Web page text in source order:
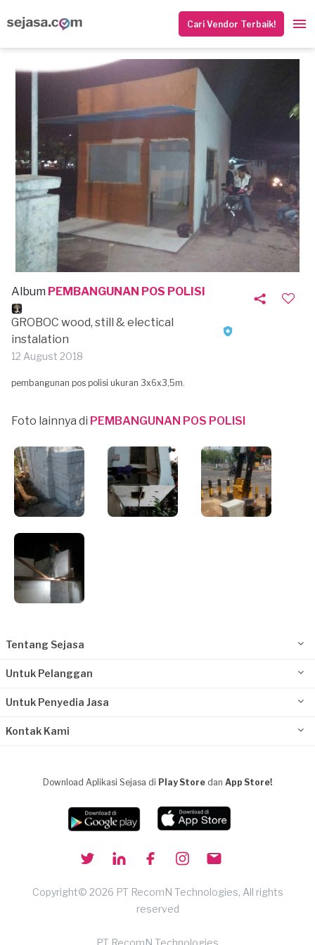
Cari Vendor Terbaik!
Album PEMBANGUNAN POS POLISI
GROBOC wood, still & electical
instalation
12 August 2018
pembangunan pos polisi ukuran 3x6x3,5m.
Foto lainnya di PEMBANGUNAN POS POLISI
Tentang Sejasa
Untuk Pelanggan
Untuk Penyedia Jasa
Kontak Kami
Download Aplikasi Sejasa di Play Store dan App Store!
Copyright© 2026 PT RecomN Technologies, All rights
reserved
PT RecomN Technologies